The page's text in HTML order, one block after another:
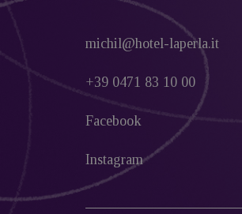
michil@hotel-laperla.it
+39 0471 83 10 00
Facebook
Instagram